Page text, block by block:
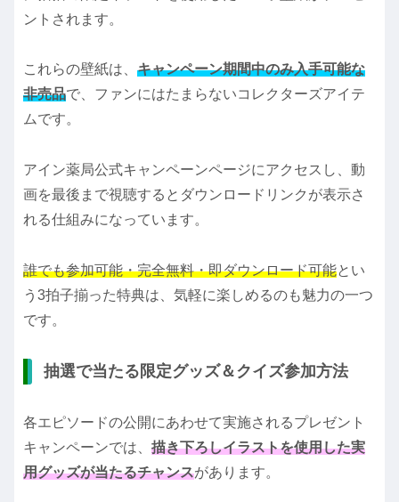
ントされます。
これらの壁紙は、 キャンペーン期間中のみ入手可能な
非売品で、ファンにはたまらないコレクターズアイテ
ムです。
アイン薬局公式キャンペーンページにアクセスし、動
画を最後まで視聴するとダウンロードリンクが表示さ
れる仕組みになっています。
誰でも参加可能・完全無料・即ダウンロード可能とい
う3拍子揃った特典は、気軽に楽しめるのも魅力の一つ
です。
抽選で当たる限定グッズ＆クイズ参加方法
各エピソードの公開にあわせて実施されるプレゼント
キャンペーンでは、 描き下ろしイラストを使用した実
用グッズが当たるチャンスがあります。